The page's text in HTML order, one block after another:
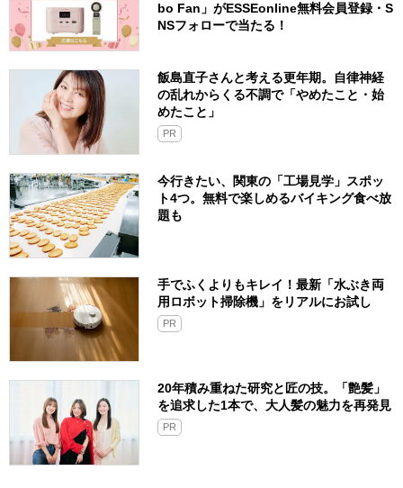
bo Fan」がESSEonline無料会員登録・S
NSフォローで当たる！
飯島直子さんと考える更年期。自律神経
の乱れからくる不調で「やめたこと・始
めたこと」
PR
今行きたい、関東の「工場見学」スポッ
ト4つ。無料で楽しめるバイキング食べ放
題も
手でふくよりもキレイ！最新「水ぶき両
用ロボット掃除機」をリアルにお試し
PR
20年積み重ねた研究と匠の技。「艶髪」
を追求した1本で、大人髪の魅力を再発見
PR